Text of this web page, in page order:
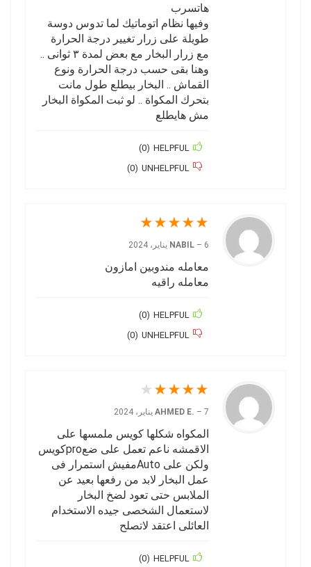
هاتسرب
وفيها نظام اتوماتيك لما تدوس دوسة
طويلة على زرار تغيير درجة الحرارة
مع زرار البخار مع بعض لمدة ٣ ثوانى ..
وهنا بقى حسب درجة الحرارة ونوع
القماش .. البخار بيطلع طول مانت
بتحرك المكواة .. لو ثبت المكواة البخار
مش هايطلع
HELPFUL
(
0
)
UNHELPFUL
(
0
)
★
★
★
★
★
NABIL – 6 يناير، 2024
معامله مندوبين امازون
معامله راقيه
HELPFUL
(
0
)
UNHELPFUL
(
0
)
★
★
★
★
★
AHMED E. – 7 يناير، 2024
المكواه شكلها كويس ملمسها على
الاقمشه ناعم تعمل على ضعproكويس
ولكن على Autoمفيش استمرار فى
عمل البخار لابد من رفعها بعيد عن
الملابس حتى تعود لضخ البخار
لاستعمال الشخصى جيده الاستخدام
العائلى اعتقد لاتصلح
HELPFUL
(
0
)